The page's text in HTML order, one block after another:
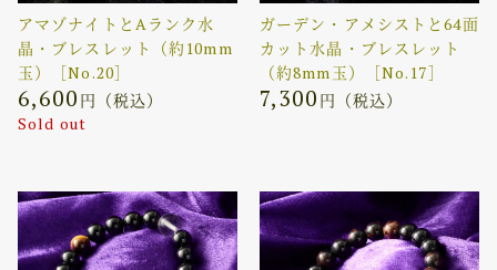
アマゾナイトとAランク水
晶・ブレスレット（約10mm
玉）［No.20］
6,600 円（税込）
Sold out
ガーデン・アメシストと64面
カット水晶・ブレスレット
（約8mm玉）［No.17］
7,300 円（税込）